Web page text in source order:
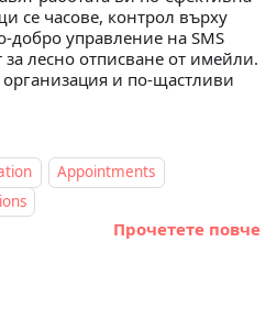
се часове, контрол върху
добро управление на SMS
лесно отписване от имейли.
и по-щастливи
Appointments
Прочетете повче